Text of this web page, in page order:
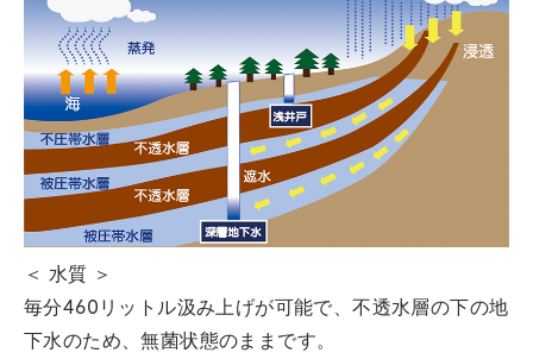
＜ 水質 ＞
毎分460リットル汲み上げが可能で、不透水層の下の地
下水のため、無菌状態のままです。